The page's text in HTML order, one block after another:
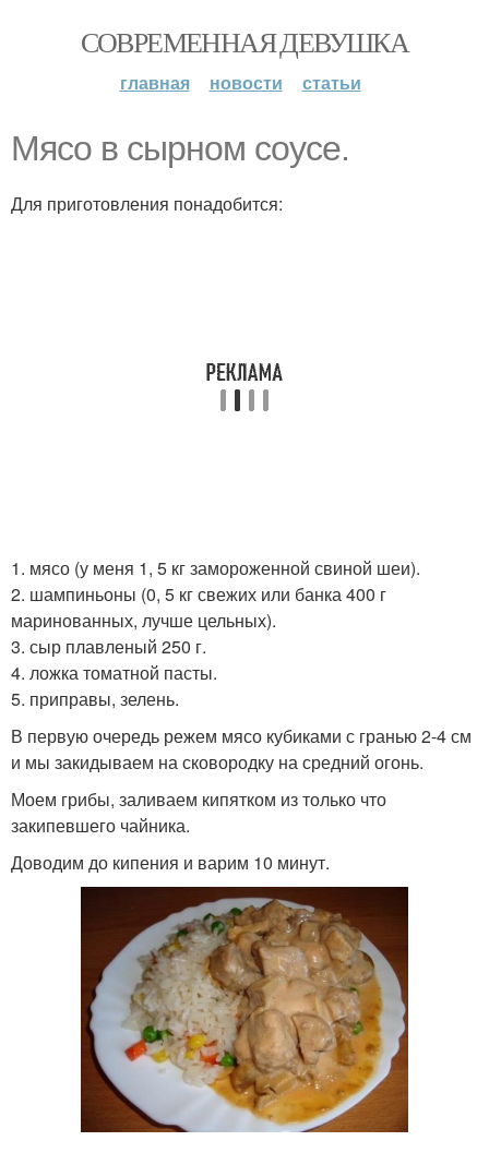
СОВРЕМЕННАЯ ДЕВУШКА
главная новости статьи
Мясо в сырном соусе.
Для приготовления понадобится:
1. мясо (у меня 1, 5 кг замороженной свиной шеи).
2. шампиньоны (0, 5 кг свежих или банка 400 г
маринованных, лучше цельных).
3. сыр плавленый 250 г.
4. ложка томатной пасты.
5. приправы, зелень.
В первую очередь режем мясо кубиками с гранью 2-4 см
и мы закидываем на сковородку на средний огонь.
Моем грибы, заливаем кипятком из только что
закипевшего чайника.
Доводим до кипения и варим 10 минут.